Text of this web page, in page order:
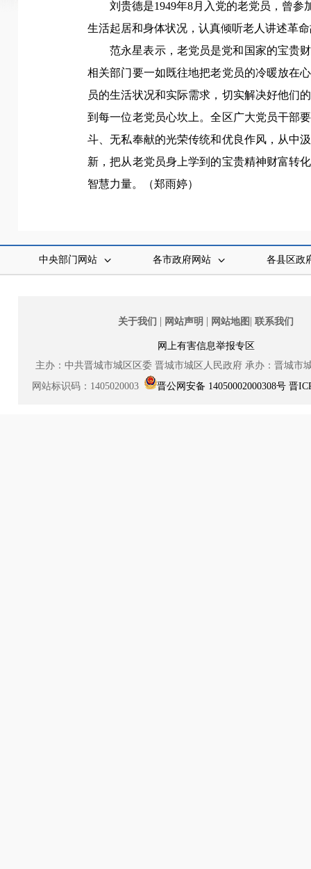
刘贵德是1949年8月入党的老党员，曾
生活起居和身体状况，认真倾听老人讲述革
范永星表示，老党员是党和国家的宝贵
相关部门要一如既往地把老党员的冷暖放在
员的生活状况和实际需求，切实解决好他们
到每一位老党员心坎上。全区广大党员干部
斗、无私奉献的光荣传统和优良作风，从中
新，把从老党员身上学到的宝贵精神财富转
智慧力量。
（郑雨婷）
中央部门网站 各市政府网站 各县区政
关于我们 | 网站声明 | 网站地图 | 联系我们
网上有害信息举报专区
主办：中共晋城市城区区委 晋城市城区人民政府 承办：晋城市
网站标识码：1405020003
晋公网安备 14050002000308号 晋